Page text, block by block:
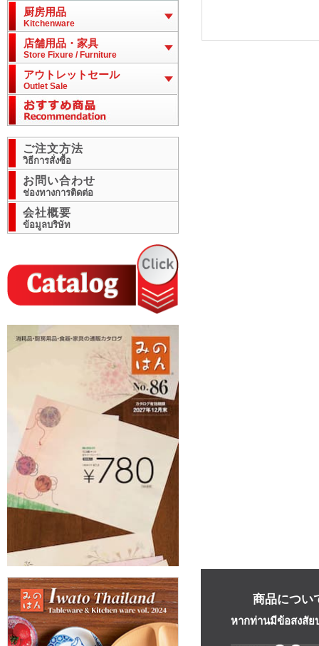
厨房用品
Kitchenware
店舗用品・家具
Store Fixure / Furniture
アウトレットセール
Outlet Sale
ご注文方法
วิธีการสั่งซื้อ
お問い合わせ
ช่องทางการติดต่อ
会社概要
ข้อมูลบริษัท
商品につい
หากท่านมีข้อสงสัย